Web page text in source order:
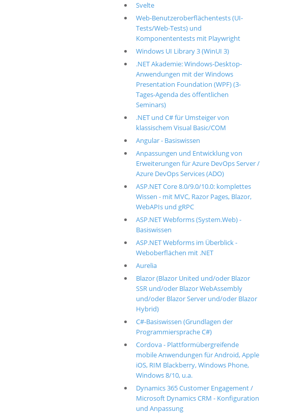
Svelte
Web-Benutzeroberflächentests (UI-
Tests/Web-Tests) und
Komponententests mit Playwright
Windows UI Library 3 (WinUI 3)
.NET Akademie: Windows-Desktop-
Anwendungen mit der Windows
Presentation Foundation (WPF) (3-
Tages-Agenda des öffentlichen
Seminars)
.NET und C# für Umsteiger von
klassischem Visual Basic/COM
Angular - Basiswissen
Anpassungen und Entwicklung von
Erweiterungen für Azure DevOps Server /
Azure DevOps Services (ADO)
ASP.NET Core 8.0/9.0/10.0: komplettes
Wissen - mit MVC, Razor Pages, Blazor,
WebAPIs und gRPC
ASP.NET Webforms (System.Web) -
Basiswissen
ASP.NET Webforms im Überblick -
Weboberflächen mit .NET
Aurelia
Blazor (Blazor United und/oder Blazor
SSR und/oder Blazor WebAssembly
und/oder Blazor Server und/oder Blazor
Hybrid)
C#-Basiswissen (Grundlagen der
Programmiersprache C#)
Cordova - Plattformübergreifende
mobile Anwendungen für Android, Apple
iOS, RIM Blackberry, Windows Phone,
Windows 8/10, u.a.
Dynamics 365 Customer Engagement /
Microsoft Dynamics CRM - Konfiguration
und Anpassung